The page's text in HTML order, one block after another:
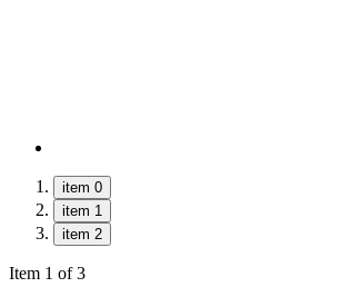
item 0
item 1
item 2
Item 1 of 3